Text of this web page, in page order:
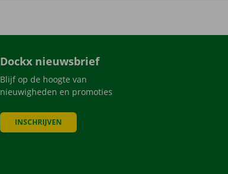
Dockx nieuwsbrief
Blijf op de hoogte van
nieuwigheden en promoties
INSCHRIJVEN